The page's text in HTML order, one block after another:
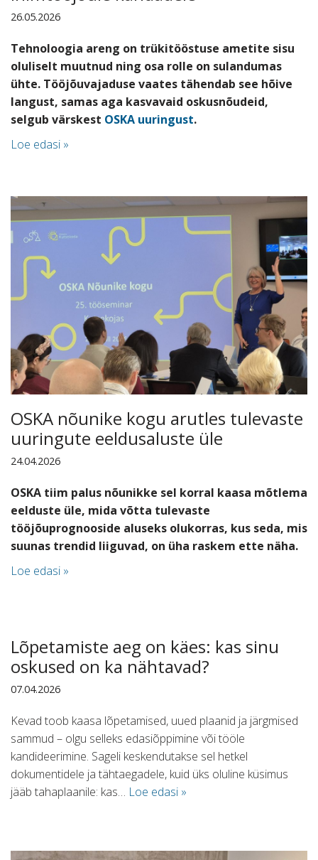
26.05.2026
Tehnoloogia areng on trükitööstuse ametite sisu
oluliselt muutnud ning osa rolle on sulandumas
ühte. Tööjõuvajaduse vaates tähendab see hõive
langust, samas aga kasvavaid oskusnõudeid,
selgub värskest OSKA uuringust.
Loe edasi »
OSKA nõunike kogu arutles tulevaste
uuringute eeldusaluste üle
24.04.2026
OSKA tiim palus nõunikke sel korral kaasa mõtlema
eelduste üle, mida võtta tulevaste
tööjõuprognooside aluseks olukorras, kus seda, mis
suunas trendid liiguvad, on üha raskem ette näha.
Loe edasi »
Lõpetamiste aeg on käes: kas sinu
oskused on ka nähtavad?
07.04.2026
Kevad toob kaasa lõpetamised, uued plaanid ja järgmised
sammud – olgu selleks edasiõppimine või tööle
kandideerimine. Sageli keskendutakse sel hetkel
dokumentidele ja tähtaegadele, kuid üks oluline küsimus
jääb tahaplaanile: kas… Loe edasi »